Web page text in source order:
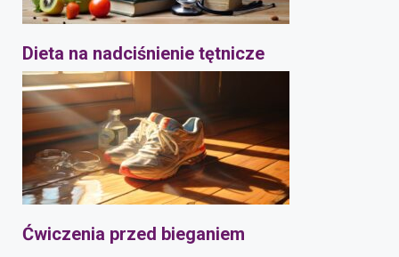
Dieta na nadciśnienie tętnicze
Ćwiczenia przed bieganiem